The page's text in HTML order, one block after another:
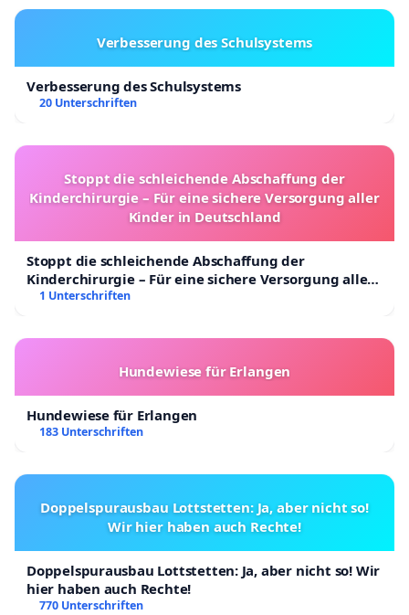
Verbesserung des Schulsystems
Verbesserung des Schulsystems
20 Unterschriften
Stoppt die schleichende Abschaffung der
Kinderchirurgie – Für eine sichere Versorgung aller
Kinder in Deutschland
Stoppt die schleichende Abschaffung der
Kinderchirurgie – Für eine sichere Versorgung aller
Kinder in Deutschland
1 Unterschriften
Hundewiese für Erlangen
Hundewiese für Erlangen
183 Unterschriften
Doppelspurausbau Lottstetten: Ja, aber nicht so!
Wir hier haben auch Rechte!
Doppelspurausbau Lottstetten: Ja, aber nicht so! Wir
hier haben auch Rechte!
770 Unterschriften